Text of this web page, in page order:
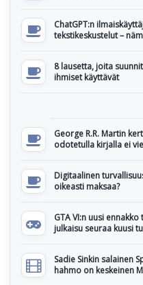
ChatGPT:n
tekstikeskustelut –
8 lausetta, joita
ihmiset käyttävät
George R.R. Martin
odotetulla kirjalla ei
Digitaalinen
oikeasti maksaa?
GTA VI:n uusi
julkaisu seuraa kuusi
Sadie Sinkin salainen
hahmo on keskeinen